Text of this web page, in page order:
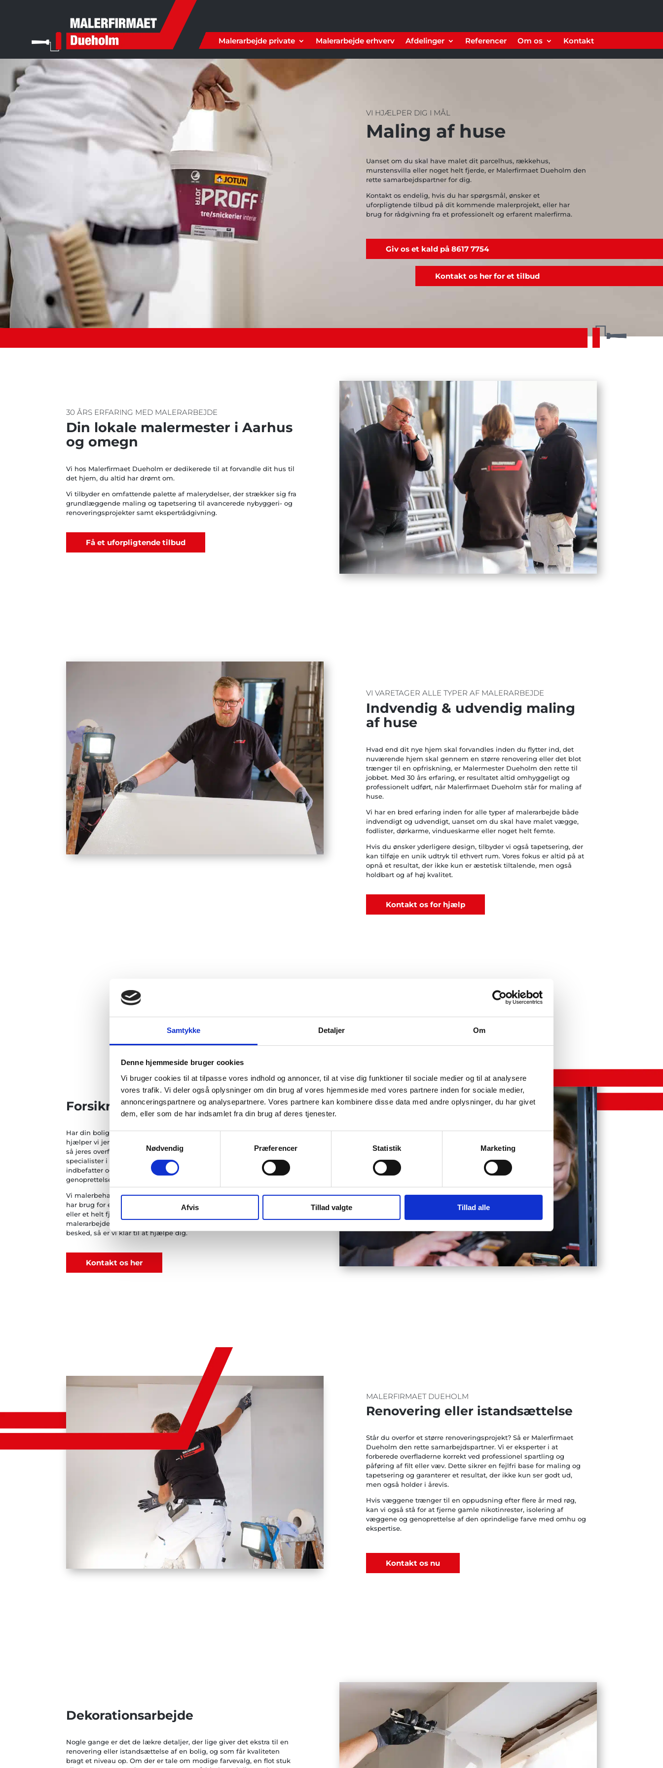
Samtykke Detaljer Om
Denne hjemmeside bruger cookies
Vi bruger cookies til at tilpasse vores indhold og annoncer, til at vise dig funktioner til sociale medier og til at analysere
vores trafik. Vi deler også oplysninger om din brug af vores hjemmeside med vores partnere inden for sociale medier,
annonceringspartnere og analysepartnere. Vores partnere kan kombinere disse data med andre oplysninger, du har givet
dem, eller som de har indsamlet fra din brug af deres tjenester.
Nødvendig
Præferencer Statistik Marketing
Afvis Tillad valgte Tillad alle
Malerarbejde private Malerarbejde erhverv Afdelinger Referencer Om os Kontakt
VI HJÆLPER DIG I MÅL
Maling af huse
Uanset om du skal have malet dit parcelhus, rækkehus,
murstensvilla eller noget helt fjerde, er MalerfirmaetDueholm den
rette samarbejdspartner for dig.
Kontakt os endelig, hvis du har spørgsmål, ønsker et
uforpligtende tilbud på dit kommende malerprojekt, eller har
brug for rådgivning fra et professionelt og erfarent malerfirma.
Giv os et kald på 8617 7754
Kontakt os her for et tilbud
30 ÅRS ERFARING MED MALERARBEJDE
Din lokale malermester i Aarhus
og omegn
Vi hos Malerfirmaet Dueholm er dedikerede til at forvandle dit hus til
det hjem, du altid har drømt om.
Vi tilbyder en omfattende palette af malerydelser, der strækker sig fra
grundlæggende maling og tapetsering til avancerede nybyggeri- og
renoveringsprojekter samt ekspertrådgivning.
Få et uforpligtende tilbud
VI VARETAGER ALLE TYPER AF MALERARBEJDE
Indvendig & udvendig maling
af huse
Hvad end dit nye hjem skal forvandles inden du flytter ind, det
nuværende hjem skal gennem en større renovering eller det blot
trænger til en opfriskning, er Malermester Dueholm den rette til
jobbet. Med 30 års erfaring, er resultatet altid omhyggeligt og
professionelt udført, når Malerfirmaet Dueholm står for maling af
huse.
Vi har en bred erfaring inden for alle typer af malerarbejde både
indvendigt og udvendigt, uanset om du skal have malet vægge,
fodlister, dørkarme, vindueskarme eller noget helt femte.
Hvis du ønsker yderligere design, tilbyder vi også tapetsering, der
kan tilføje en unik udtryk til ethvert rum. Vores fokus er altid på at
opnå et resultat, der ikke kun er æstetisk tiltalende, men også
holdbart og af høj kvalitet.
Kontakt os for hjælp
Forsikringsskader
Har din bolig været udsat for en skade, som I skal have udbedret? Så
hjælper vi jer med at malerbehandle overfladerne efter reparationen,
så jeres overflader er så gode som nye. Med vores 30 års erfaring er vi
specialister i at løse selv de mest udfordrende problemer. Dette
indbefatter også spærring af gamle nikotinrester, isolering og
genoprettelse af væggenes oprindelige farve.
Vi malerbehandler efter alle former for skader, så uanset om du har
har brug for en maler efter en brandskade, vandskade, stormskade
eller et helt fjerde skade, så står vi klar til at hjælpe dig med dit
malerarbejde. Tøv ikke med at give os et kald eller send os en
besked, så er vi klar til at hjælpe dig.
Kontakt os her
MALERFIRMAET DUEHOLM
Renovering eller istandsættelse
Står du overfor et større renoveringsprojekt? Så er Malerfirmaet
Dueholm den rette samarbejdspartner. Vi er eksperter i at
forberede overfladerne korrekt ved professionel spartling og
påføring af filt eller væv. Dette sikrer en fejlfri base for maling og
tapetsering og garanterer et resultat, der ikke kun ser godt ud,
men også holder i årevis.
Hvis væggene trænger til en oppudsning efter flere år med røg,
kan vi også stå for at fjerne gamle nikotinrester, isolering af
væggene og genoprettelse af den oprindelige farve med omhu og
ekspertise.
Kontakt os nu
Dekorationsarbejde
Nogle gange er det de lækre detaljer, der lige giver det ekstra til en
renovering eller istandsættelse af en bolig, og som får kvaliteten
bragt et niveau op. Om der er tale om modige farvevalg, en flot stuk